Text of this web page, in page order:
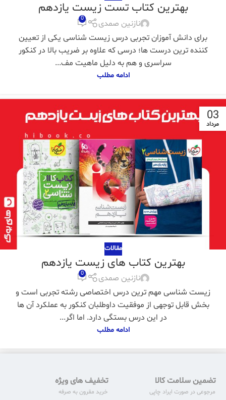
بهترین کتاب تست زیست یازدهم
نازنین صمدی 0
برای دانش آموزان تجربی درس زیست شناسی یکی از تعیین
کننده ترین درست ها؛ درسی که علاوه بر ضریب بالا در کنکور
سراسری و هم به دلیل ماهیت مف...
ادامه مطلب
03
مرداد
مقالات
بهترین کتاب های زیست یازدهم
نازنین صمدی 0
زیست شناسی مهم ترین درس اختصاصی رشته تجربی است و
بخش قابل توجهی از موفقیت داوطلبان کنکور به عملکرد آن ها
در این درس بستگی دارد. اما اگر...
ادامه مطلب
تضمین سلامت کالا
مرجوعی در صورت ایراد چاپی
تخفیف های ویژه
خرید مقرون به صرفه